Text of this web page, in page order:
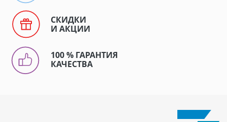
СКИДКИ
И АКЦИИ
100 % ГАРАНТИЯ
КАЧЕСТВА